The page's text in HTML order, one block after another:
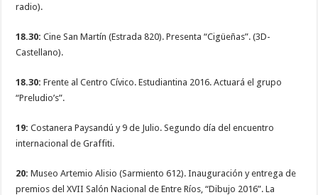
radio).
18.30:Cine San Martín (Estrada 820). Presenta “Cigüeñas”. (3D-
Castellano).
18.30:Frente al Centro Cívico. Estudiantina 2016. Actuará el grupo
“Preludio’s”.
19: Costanera Paysandú y 9 de Julio. Segundo día del encuentro
internacional de Graffiti.
20: Museo Artemio Alisio (Sarmiento 612). Inauguración y entrega de
premios del XVII Salón Nacional de Entre Ríos, “Dibujo 2016”. La